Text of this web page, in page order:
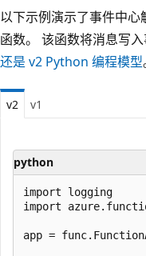
以下示例演示了事件中
函数。 该函数将消息写
还是 v2 Python 编程模型
v2 v1
python
import logging
import
app =